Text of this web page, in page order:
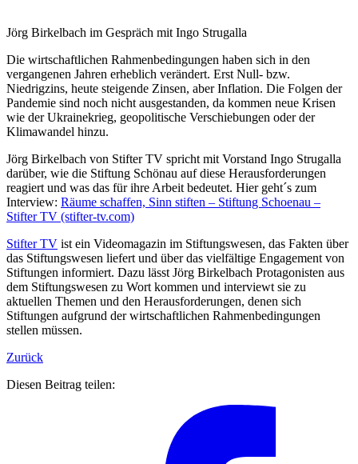
Jörg Birkelbach im Gespräch mit Ingo Strugalla
Die wirtschaftlichen Rahmenbedingungen haben sich in den
vergangenen Jahren erheblich verändert. Erst Null- bzw.
Niedrigzins, heute steigende Zinsen, aber Inflation. Die Folgen der
Pandemie sind noch nicht ausgestanden, da kommen neue Krisen
wie der Ukrainekrieg, geopolitische Verschiebungen oder der
Klimawandel hinzu.
Jörg Birkelbach von Stifter TV spricht mit Vorstand Ingo Strugalla
darüber, wie die Stiftung Schönau auf diese Herausforderungen
reagiert und was das für ihre Arbeit bedeutet. Hier geht´s zum
Interview: Räume schaffen, Sinn stiften – Stiftung Schoenau –
Stifter TV (stifter-tv.com)
Stifter TV ist ein Videomagazin im Stiftungswesen, das Fakten über
das Stiftungswesen liefert und über das vielfältige Engagement von
Stiftungen informiert. Dazu lässt Jörg Birkelbach Protagonisten aus
dem Stiftungswesen zu Wort kommen und interviewt sie zu
aktuellen Themen und den Herausforderungen, denen sich
Stiftungen aufgrund der wirtschaftlichen Rahmenbedingungen
stellen müssen.
Zurück
Diesen Beitrag teilen: